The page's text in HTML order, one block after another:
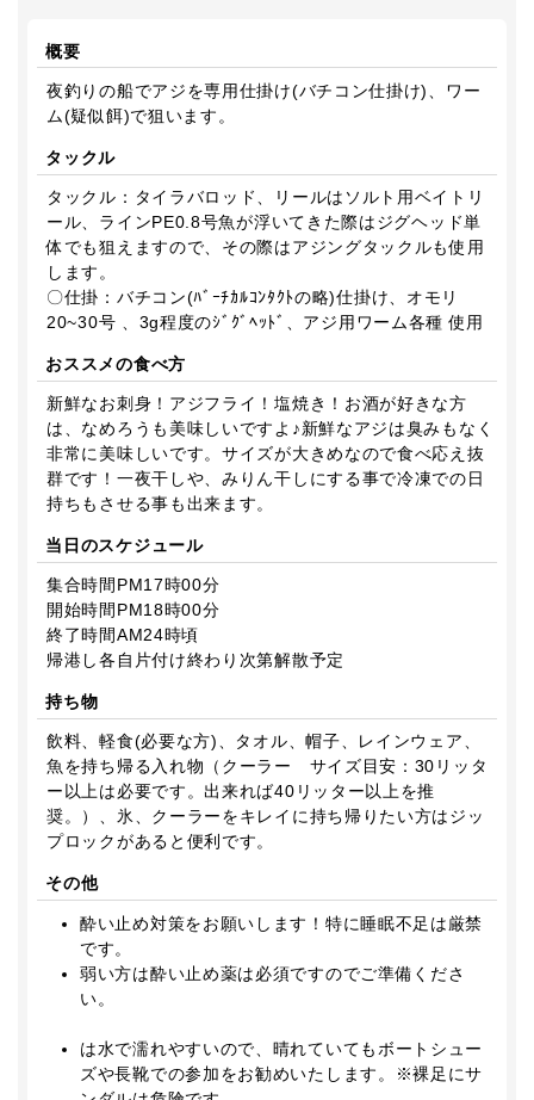
概要
夜釣りの船でアジを専用仕掛け(バチコン仕掛け)、ワー
ム(疑似餌)で狙います。
タックル
タックル：タイラバロッド、リールはソルト用ベイトリ
ール、ラインPE0.8号魚が浮いてきた際はジグヘッド単
体でも狙えますので、その際はアジングタックルも使用
します。
〇仕掛：バチコン(ﾊﾞｰﾁｶﾙｺﾝﾀｸﾄの略)仕掛け、オモリ
20~30号 、3g程度のｼﾞｸﾞﾍｯﾄﾞ、アジ用ワーム各種 使用
おススメの食べ方
新鮮なお刺身！アジフライ！塩焼き！お酒が好きな方
は、なめろうも美味しいですよ♪新鮮なアジは臭みもなく
非常に美味しいです。サイズが大きめなので食べ応え抜
群です！一夜干しや、みりん干しにする事で冷凍での日
持ちもさせる事も出来ます。
当日のスケジュール
集合時間PM17時00分
開始時間PM18時00分
終了時間AM24時頃
帰港し各自片付け終わり次第解散予定
持ち物
飲料、軽食(必要な方)、タオル、帽子、レインウェア、
魚を持ち帰る入れ物（クーラー サイズ目安：30リッタ
ー以上は必要です。出来れば40リッター以上を推
奨。）、氷、クーラーをキレイに持ち帰りたい方はジッ
プロックがあると便利です。
その他
酔い止め対策をお願いします！特に睡眠不足は厳禁
です。
弱い方は酔い止め薬は必須ですのでご準備くださ
い。
は水で濡れやすいので、晴れていてもボートシュー
ズや長靴での参加をお勧めいたします。※裸足にサ